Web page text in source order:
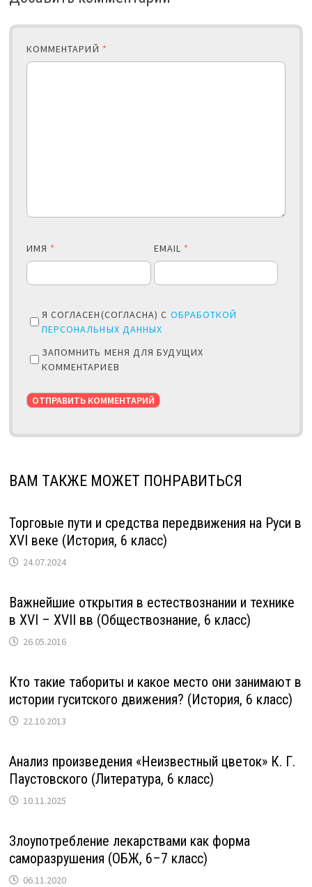
КОММЕНТАРИЙ *
ИМЯ * EMAIL *
Я СОГЛАСЕН(СОГЛАСНА) С ОБРАБОТКОЙ
ПЕРСОНАЛЬНЫХ ДАННЫХ
ЗАПОМНИТЬ МЕНЯ ДЛЯ БУДУЩИХ
КОММЕНТАРИЕВ
ВАМ ТАКЖЕ МОЖЕТ ПОНРАВИТЬСЯ
Торговые пути и средства передвижения на Руси в
XVI веке (История, 6 класс)
24.07.2024
Важнейшие открытия в естествознании и технике
в XVI – XVII вв (Обществознание, 6 класс)
26.05.2016
Кто такие табориты и какое место они занимают в
истории гуситского движения? (История, 6 класс)
22.10.2013
Анализ произведения «Неизвестный цветок» К. Г.
Паустовского (Литература, 6 класс)
10.11.2025
Злоупотребление лекарствами как форма
саморазрушения (ОБЖ, 6–7 класс)
06.11.2020